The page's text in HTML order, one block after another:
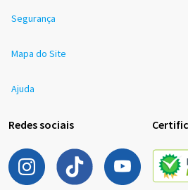
Segurança
Mapa do Site
Ajuda
Redes sociais